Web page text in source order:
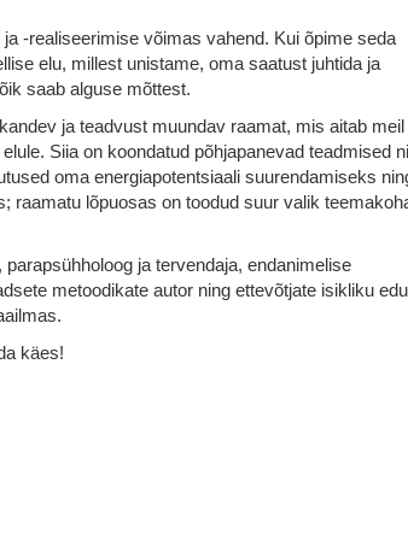
-realiseerimise võimas vahend. Kui õpime seda
elu, millest unistame, oma saatust juhtida ja
saab alguse mõttest.
ja teadvust muundav raamat, mis aitab meil
Siia on koondatud põhjapanevad teadmised
oma energiapotentsiaali suurendamiseks
raamatu lõpuosas on toodud suur valik
ja tervendaja, endanimelise
metoodikate autor ning ettevõtjate isikliku edu
käes!